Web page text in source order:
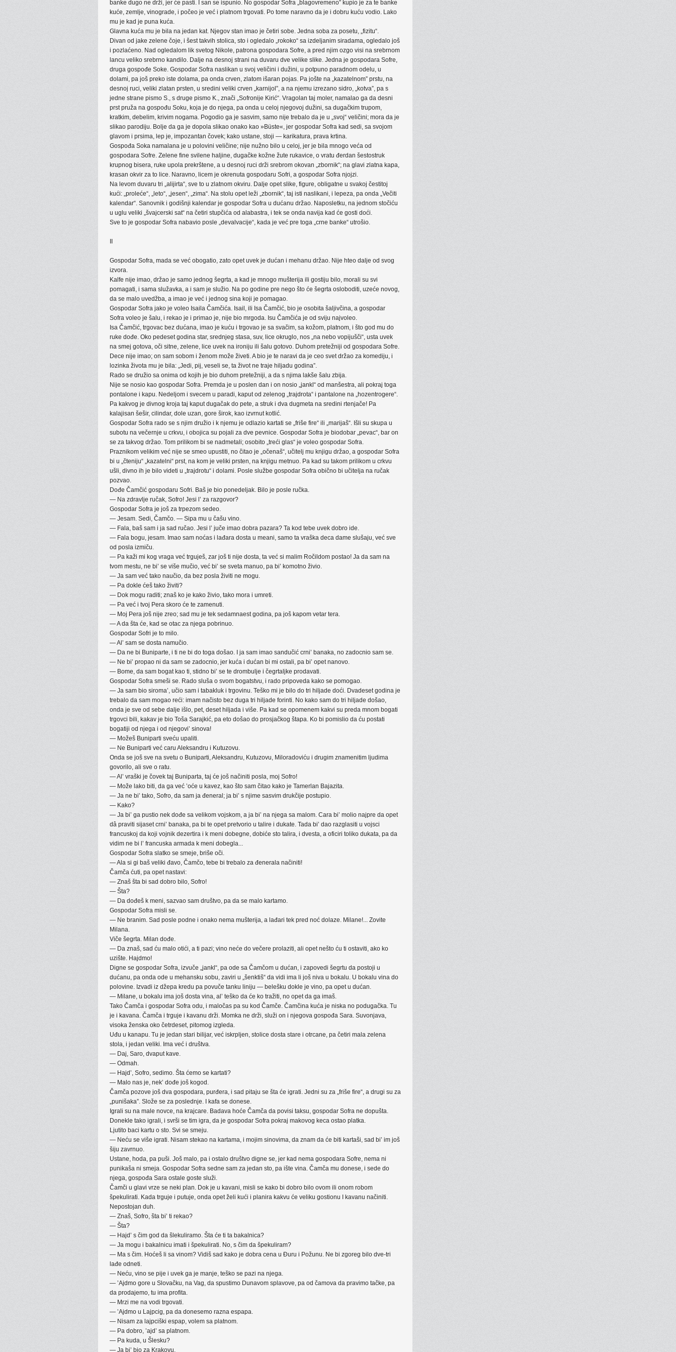
banke dugo ne drži, jer će pasti. I san se ispunio. No gospodar Sofra „blagovremeno” kupio je za te banke
kuće, zemlje, vinograde, i počeo je već i platnom trgovati. Po tome naravno da je i dobru kuću vodio. Lako
mu je kad je puna kuća.
Glavna kuća mu je bila na jedan kat. Njegov stan imao je četiri sobe. Jedna soba za posetu, „fizitu“.
Divan od jake zelene čoje, i šest takvih stolica, sto i ogledalo „rokoko“ sa izdeljanim siradama, ogledalo još
i pozlaćeno. Nad ogledalom lik svetog Nikole, patrona gospodara Sofre, a pred njim ozgo visi na srebrnom
lancu veliko srebrno kandilo. Dalje na desnoj strani na duvaru dve velike slike. Jedna je gospodara Sofre,
druga gospođe Soke. Gospodar Sofra naslikan u svoj veličini i dužini, u potpuno paradnom odelu, u
dolami, pa još preko iste dolama, pa onda crven, zlatom išaran pojas. Pa jošte na „kazatelnom” prstu, na
desnoj ruci, veliki zlatan prsten, u sredini veliki crven „karnijol”, a na njemu izrezano sidro, „kotva”, pa s
jedne strane pismo S., s druge pismo K., znači „Sofronije Kirić“. Vragolan taj moler, namalao ga da desni
prst pruža na gospođu Soku, koja je do njega, pa onda u celoj njegovoj dužini, sa dugačkim trupom,
kratkim, debelim, krivim nogama. Pogodio ga je sasvim, samo nije trebalo da je u „svoj“ veličini; mora da je
slikao parodiju. Bolje da ga je dopola slikao onako kao »Büste«, jer gospodar Sofra kad sedi, sa svojom
glavom i prsima, lep je, impozantan čovek; kako ustane, stoji — karikatura, prava krtina.
Gospođa Soka namalana je u polovini veličine; nije nužno bilo u celoj, jer je bila mnogo veća od
gospodara Sofre. Zelene fine svilene haljine, dugačke kožne žute rukavice, o vratu đerdan šestostruk
krupnog bisera, ruke upola prekrštene, a u desnoj ruci drži srebrom okovan „zbornik“; na glavi zlatna kapa,
krasan okvir za to lice. Naravno, licem je okrenuta gospodaru Sofri, a gospodar Sofra njojzi.
Na levom duvaru tri „alijirta“, sve to u zlatnom okviru. Dalje opet slike, figure, obligatne u svakoj čestitoj
kući: „proleće“, „leto“, „jesen“, „zima“. Na stolu opet leži „zbornik“, taj isti naslikani, i lepeza, pa onda „Večiti
kalendar“. Sanovnik i godišnji kalendar je gospodar Sofra u dućanu držao. Naposletku, na jednom stočiću
u uglu veliki „švajcerski sat“ na četiri stupčića od alabastra, i tek se onda navija kad će gosti doći.
Sve to je gospodar Sofra nabavio posle „devalvacije“, kada je već pre toga „crne banke“ utrošio.
Gospodar Sofra, mada se već obogatio, zato opet uvek je dućan i mehanu držao. Nije hteo dalje od svog
izvora.
Kalfe nije imao, držao je samo jednog šegrta, a kad je mnogo mušterija ili gostiju bilo, morali su svi
pomagati, i sama služavka, a i sam je služio. Na po godine pre nego što će šegrta osloboditi, uzeće novog,
da se malo uvedžba, a imao je već i jednog sina koji je pomagao.
Gospodar Sofra jako je voleo Isaila Čamčića. Isail, ili Isa Čamčić, bio je osobita šaljivčina, a gospodar
Sofra voleo je šalu, i rekao je i primao je, nije bio mrgoda. Isu Čamčića je od sviju najvoleo.
Isa Čamčić, trgovac bez dućana, imao je kuću i trgovao je sa svačim, sa kožom, platnom, i što god mu do
ruke dođe. Oko pedeset godina star, srednjeg stasa, suv, lice okruglo, nos „na nebo vopijušči“, usta uvek
na smej gotova, oči sitne, zelene, lice uvek na ironiju ili šalu gotovo. Duhom pretežniji od gospodara Sofre.
Dece nije imao; on sam sobom i ženom može živeti. A bio je te naravi da je ceo svet držao za komediju, i
lozinka života mu je bila: „Jedi, pij, veseli se, ta život ne traje hiljadu godina”.
Rado se družio sa onima od kojih je bio duhom pretežniji, a da s njima lakše šalu zbija.
Nije se nosio kao gospodar Sofra. Premda je u poslen dan i on nosio „jankl“ od manšestra, ali pokraj toga
pontalone i kapu. Nedeljom i svecem u paradi, kaput od zelenog „trajdrota“ i pantalone na „hozentrogere“.
Pa kakvog je divnog kroja taj kaput dugačak do pete, a struk i dva dugmeta na sredini rtenjače! Pa
kalajisan šešir, cilindar, dole uzan, gore širok, kao izvrnut kotlić.
Gospodar Sofra rado se s njim družio i k njemu je odlazio kartati se „friše fire“ ili „marijaš“. Išli su skupa u
subotu na večernje u crkvu, i obojica su pojali za dve pevnice. Gospodar Sofra je biodobar „pevac“, bar on
se za takvog držao. Tom prilikom bi se nadmetali; osobito „treći glas“ je voleo gospodar Sofra.
Praznikom velikim već nije se smeo upustiti, no čitao je „očenaš“, učitelj mu knjigu držao, a gospodar Sofra
bi u „čteniju“ „kazatelni“ prst, na kom je veliki prsten, na knjigu metnuo. Pa kad su takom prilikom u crkvu
ušli, divno ih je bilo videti u „trajdrotu“ i dolami. Posle službe gospodar Sofra obično bi učitelja na ručak
pozvao.
Dođe Čamčić gospodaru Sofri. Baš je bio ponedeljak. Bilo je posle ručka.
— Na zdravlje ručak, Sofro! Jesi l’ za razgovor?
Gospodar Sofra je još za trpezom sedeo.
— Jesam. Sedi, Čamčo. — Sipa mu u čašu vino.
— Fala, baš sam i ja sad ručao. Jesi l’ juče imao dobra pazara? Ta kod tebe uvek dobro ide.
— Fala bogu, jesam. Imao sam noćas i lađara dosta u meani, samo ta vraška deca dame slušaju, već sve
od posla izmiču.
— Pa kaži mi kog vraga već trguješ, zar još ti nije dosta, ta već si malim Ročildom postao! Ja da sam na
tvom mestu, ne bi’ se više mučio, već bi’ se sveta manuo, pa bi’ komotno živio.
— Ja sam već tako naučio, da bez posla živiti ne mogu.
— Pa dokle ćeš tako živiti?
— Dok mogu raditi; znaš ko je kako živio, tako mora i umreti.
— Pa već i tvoj Pera skoro će te zamenuti.
— Moj Pera još nije zreo; sad mu je tek sedamnaest godina, pa još kapom vetar tera.
— A da šta će, kad se otac za njega pobrinuo.
Gospodar Sofri je to milo.
— Al’ sam se dosta namučio.
— Da ne bi Buniparte, i ti ne bi do toga došao. I ja sam imao sandučić crni’ banaka, no zadocnio sam se.
— Ne bi’ propao ni da sam se zadocnio, jer kuća i dućan bi mi ostali, pa bi’ opet nanovo.
— Bome, da sam bogat kao ti, stidno bi’ se te drombulje i čegrtaljke prodavati.
Gospodar Sofra smeši se. Rado sluša o svom bogatstvu, i rado pripoveda kako se pomogao.
— Ja sam bio siroma’, učio sam i tabakluk i trgovinu. Teško mi je bilo do tri hiljade doći. Dvadeset godina je
trebalo da sam mogao reći: imam načisto bez duga tri hiljade forinti. No kako sam do tri hiljade došao,
onda je sve od sebe dalje išlo, pet, deset hiljada i više. Pa kad se opomenem kakvi su preda mnom bogati
trgovci bili, kakav je bio Toša Sarajkić, pa eto došao do prosjačkog štapa. Ko bi pomislio da ću postati
bogatiji od njega i od njegovi’ sinova!
— Možeš Buniparti sveću upaliti.
— Ne Buniparti već caru Aleksandru i Kutuzovu.
Onda se još sve na svetu o Buniparti, Aleksandru, Kutuzovu, Miloradoviću i drugim znamenitim ljudima
govorilo, ali sve o ratu.
— Al’ vraški je čovek taj Buniparta, taj će još načiniti posla, moj Sofro!
— Može lako biti, da ga već ’oće u kavez, kao što sam čitao kako je Tamerlan Bajazita.
— Ja ne bi’ tako, Sofro, da sam ja đeneral; ja bi’ s njime sasvim drukčije postupio.
— Kako?
— Ja bi’ ga pustio nek dođe sa velikom vojskom, a ja bi’ na njega sa malom. Cara bi’ molio najpre da opet
dâ praviti sijaset crni’ banaka, pa bi te opet pretvorio u talire i dukate. Tada bi’ dao razglasiti u vojsci
francuskoj da koji vojnik dezertira i k meni dobegne, dobiće sto talira, i dvesta, a oficiri toliko dukata, pa da
vidim ne bi l’ francuska armada k meni dobegla...
Gospodar Sofra slatko se smeje, briše oči.
— Ala si gi baš veliki đavo, Čamčo, tebe bi trebalo za đenerala načiniti!
Čamča ćuti, pa opet nastavi:
— Znaš šta bi sad dobro bilo, Sofro!
— Šta?
— Da dođeš k meni, sazvao sam društvo, pa da se malo kartamo.
Gospodar Sofra misli se.
— Ne branim. Sad posle podne i onako nema mušterija, a lađari tek pred noć dolaze. Milane!... Zovite
Milana.
Viče šegrta. Milan dođe.
— Da znaš, sad ću malo otići, a ti pazi; vino neće do večere prolaziti, ali opet nešto ću ti ostaviti, ako ko
uzište. Hajdmo!
Digne se gospodar Sofra, izvuče „jankl“, pa ode sa Čamčom u dućan, i zapovedi šegrtu da postoji u
dućanu, pa onda ode u mehansku sobu, zaviri u „šenktiš“ da vidi ima li još niva u bokalu. U bokalu vina do
polovine. Izvadi iz džepa kredu pa povuče tanku liniju — belešku dokle je vino, pa opet u dućan.
— Milane, u bokalu ima još dosta vina, al’ teško da će ko tražiti, no opet da ga imaš.
Tako Čamča i gospodar Sofra odu, i maločas pa su kod Čamče. Čamčina kuća je niska no podugačka. Tu
je i kavana. Čamča i trguje i kavanu drži. Momka ne drži, služi on i njegova gospođa Sara. Suvonjava,
visoka ženska oko četrdeset, pitomog izgleda.
Uđu u kanapu. Tu je jedan stari bilijar, već iskrpljen, stolice dosta stare i otrcane, pa četiri mala zelena
stola, i jedan veliki. Ima već i društva.
— Daj, Saro, dvaput kave.
— Odmah.
— Hajd’, Sofro, sedimo. Šta ćemo se kartati?
— Malo nas je, nek’ dođe još kogod.
Čamča pozove još dva gospodara, purđera, i sad pitaju se šta će igrati. Jedni su za „friše fire“, a drugi su za
„punišaka”. Slože se za poslednje. I kafa se donese.
Igrali su na male novce, na krajcare. Badava hoće Čamča da povisi taksu, gospodar Sofra ne dopušta.
Donekle tako igrali, i svrši se tim igra, da je gospodar Sofra pokraj makovog keca ostao platka.
Ljutito baci kartu o sto. Svi se smeju.
— Neću se više igrati. Nisam stekao na kartama, i mojim sinovima, da znam da će biti kartaši, sad bi’ im još
šiju zavrnuo.
Ustane, hoda, pa puši. Još malo, pa i ostalo društvo digne se, jer kad nema gospodara Sofre, nema ni
punikaša ni smeja. Gospodar Sofra sedne sam za jedan sto, pa ište vina. Čamča mu donese, i sede do
njega, gospođa Sara ostale goste služi.
Čamči u glavi vrze se neki plan. Dok je u kavani, misli se kako bi dobro bilo ovom ili onom robom
špekulirati. Kada trguje i putuje, onda opet želi kući i planira kakvu će veliku gostionu I kavanu načiniti.
Nepostojan duh.
— Znaš, Sofro, šta bi’ ti rekao?
— Šta?
— Hajd’ s čim god da šlekuliramo. Šta će ti ta bakalnica?
— Ja mogu i bakalnicu imati i špekulirati. No, s čim da špekuliram?
— Ma s čim. Hoćeš li sa vinom? Vidiš sad kako je dobra cena u Đuru i Požunu. Ne bi zgoreg bilo dve-tri
lađe odneti.
— Neću, vino se pije i uvek ga je manje, teško se pazi na njega.
— ’Ajdmo gore u Slovačku, na Vag, da spustimo Dunavom splavove, pa od čamova da pravimo tačke, pa
da prodajemo, tu ima profita.
— Mrzi me na vodi trgovati.
— ’Ajdmo u Lajpcig, pa da donesemo razna espapa.
— Nisam za lajpciški espap, volem sa platnom.
— Pa dobro, ’ajd’ sa platnom.
— Pa kuda, u Šlesku?
— Ja bi’ bio za Krakovu.